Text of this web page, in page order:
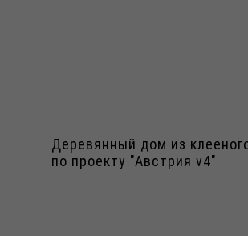
Деревянный дом из
по проекту "Австрия v4"